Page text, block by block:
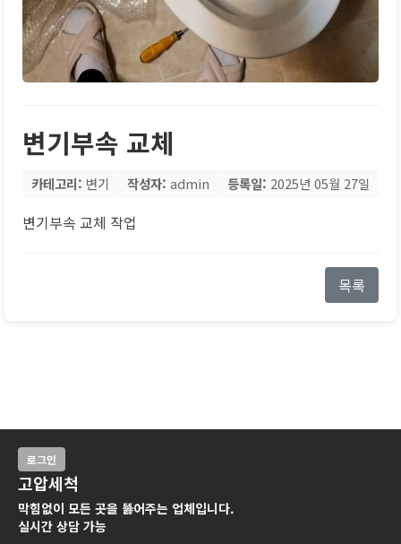
변기부속 교체
카테고리: 변기 작성자: admin 등록일: 2025년 05월 27일
변기부속 교체 작업
목록
로그인
고압세척
막힘없이 모든 곳을 뚫어주는 업체입니다.
실시간 상담 가능